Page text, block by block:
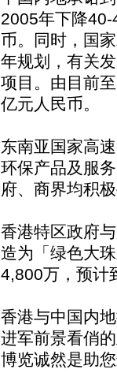
2005年下降
币。同时，国
年规划，有关
项目。由目前
亿元人民币。
东南亚国家高
环保产品及服
府、商界均积
香港特区政府
造为「绿色大
4,800万，预计
香港与中国内
进军前景看俏
博览诚然是助